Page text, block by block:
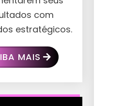
com
estratégicos.
MAIS